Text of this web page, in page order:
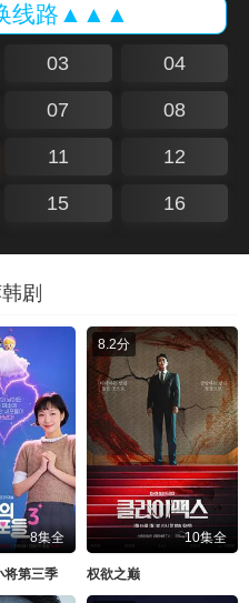
线路▲▲▲
03 04
07 08
11 12
15 16
剧
8集全
将第三季
8.2分
10集全
权欲之巅